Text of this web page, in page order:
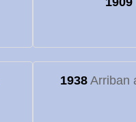
1938 Arriban